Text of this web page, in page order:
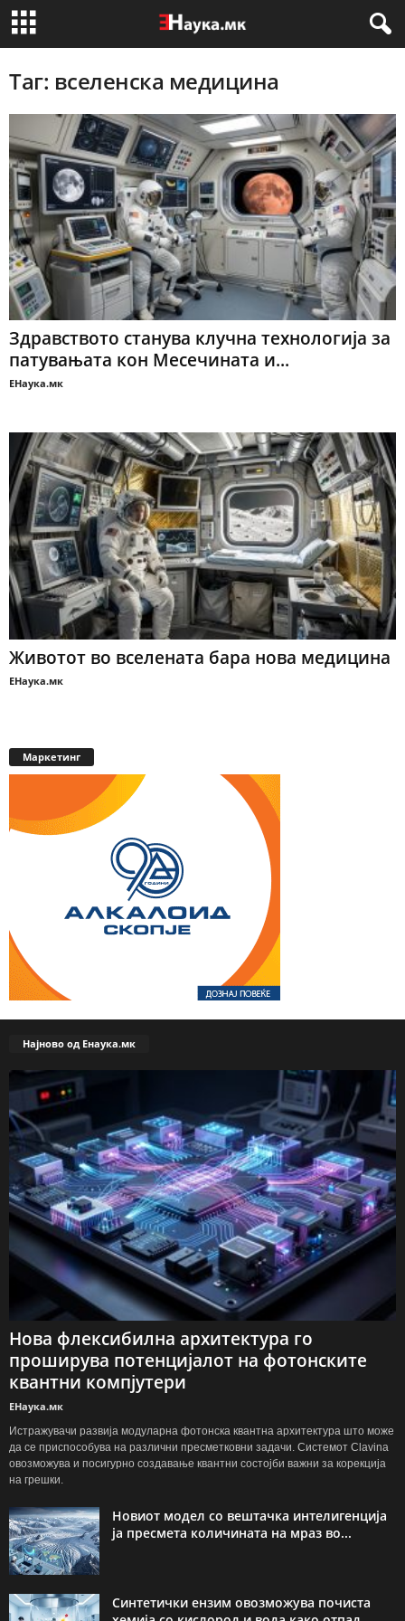
Таг: вселенска медицина
Здравството станува клучна технологија за
патувањата кон Месечината и...
ЕНаука.мк
Животот во вселената бара нова медицина
ЕНаука.мк
Маркетинг
Најново од Енаука.мк
Нова флексибилна архитектура го
проширува потенцијалот на фотонските
квантни компјутери
ЕНаука.мк
Истражувачи развија модуларна фотонска квантна архитектура што може
да се приспособува на различни пресметковни задачи. Системот Clavina
овозможува и посигурно создавање квантни состојби важни за корекција
на грешки.
Новиот модел со вештачка интелигенција
ја пресмета количината на мраз во...
Синтетички ензим овозможува почиста